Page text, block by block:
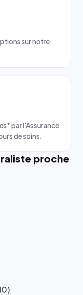
sur notre
par l'Assurance
de soins.
proche